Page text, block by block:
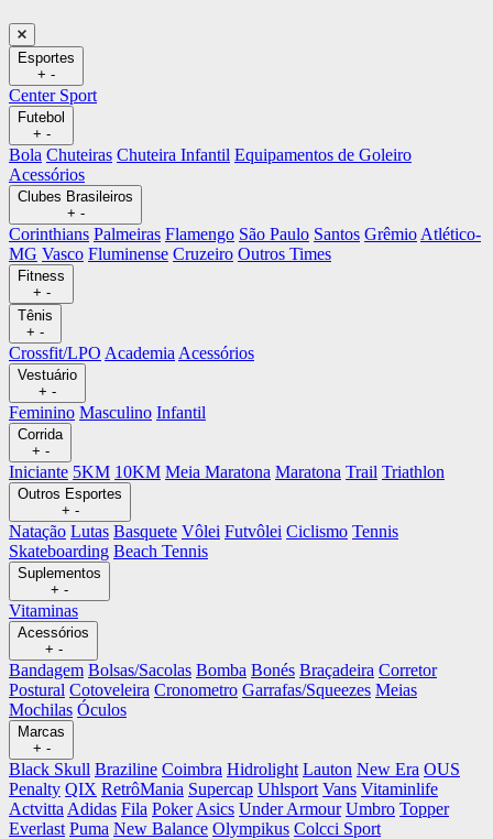
Esportes
+ -
Center Sport
Futebol
+ -
Bola Chuteiras Chuteira Infantil Equipamentos de Goleiro
Acessórios
Clubes Brasileiros
+ -
Corinthians Palmeiras Flamengo São Paulo Santos Grêmio Atlético-
MG Vasco Fluminense Cruzeiro Outros Times
Fitness
+ -
Tênis
+ -
Crossfit/LPO Academia Acessórios
Vestuário
+ -
Feminino Masculino Infantil
Corrida
+ -
Iniciante 5KM 10KM Meia Maratona Maratona Trail Triathlon
Outros Esportes
+ -
Natação Lutas Basquete Vôlei Futvôlei Ciclismo Tennis
Skateboarding Beach Tennis
Suplementos
+ -
Vitaminas
Acessórios
+ -
Bandagem Bolsas/Sacolas Bomba Bonés Braçadeira Corretor
Postural Cotoveleira Cronometro Garrafas/Squeezes Meias
Mochilas Óculos
Marcas
+ -
Black Skull Braziline Coimbra Hidrolight Lauton New Era OUS
Penalty QIX RetrôMania Supercap Uhlsport Vans Vitaminlife
Actvitta Adidas Fila Poker Asics Under Armour Umbro Topper
Everlast Puma New Balance Olympikus Colcci Sport